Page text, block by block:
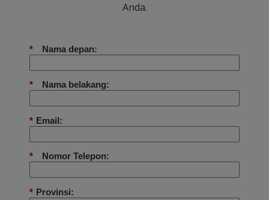
Anda.